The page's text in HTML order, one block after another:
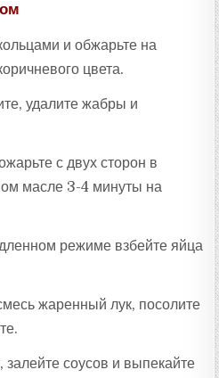
и обжарьте на
цвета.
удалите жабры и
с двух сторон в
масле 3-4 минуты на
режиме взбейте яйца
жаренный лук, посолите
соусов и выпекайте